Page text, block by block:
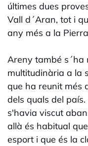
últimes dues
Vall d´Aran, tot i
any més a la
Areny també s´ha
multitudinària a la
que ha reunit més
dels quals del
s'havia viscut
allà és habitual
esport i que és la